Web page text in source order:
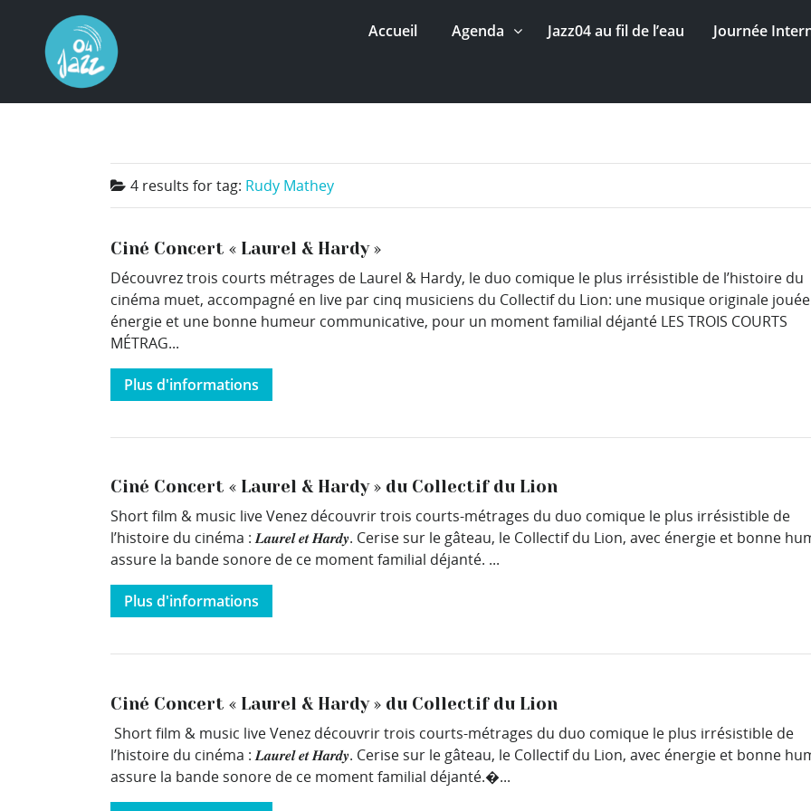
Accueil Agenda Jazz04 au fil de l’eau Journée
4 results fortag: Rudy Mathey
Ciné Concert « Laurel & Hardy »
Découvrez trois courts métrages de Laurel & Hardy, le duo comique le plus irrésistible de l’histoire du
cinéma muet, accompagné en live par cinq musiciens du Collectif du Lion: une musique originale
énergie et une bonne humeur communicative, pour un moment familial déjanté LES TROIS COURTS
MÉTRAG...
Plus d'informations
Ciné Concert « Laurel & Hardy » du Collectif du Lion
Short film & music live Venez découvrir trois courts-métrages du duo comique le plus irrésistible de
l’histoire du cinéma : 𝑳𝒂𝒖𝒓𝒆𝒍 𝒆𝒕 𝑯𝒂𝒓𝒅𝒚. Cerise sur le gâteau, le Collectif du Lion, avec énergie et bonne
assure la bande sonore de ce moment familial déjanté. ...
Plus d'informations
Ciné Concert « Laurel & Hardy » du Collectif du Lion
Short film & music live Venez découvrir trois courts-métrages du duo comique le plus irrésistible de
l’histoire du cinéma : 𝑳𝒂𝒖𝒓𝒆𝒍 𝒆𝒕 𝑯𝒂𝒓𝒅𝒚. Cerise sur le gâteau, le Collectif du Lion, avec énergie et bonne
assure la bande sonore de ce moment familial déjanté.�...